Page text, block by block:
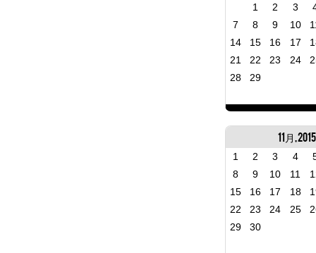
1 2 3
7
8 9 10
14
15 16 17
21
22 23 24
28
29
11月, 2015
1 2 3 4
8
9 10 11
15
16 17 18
22
23 24 25
29
30